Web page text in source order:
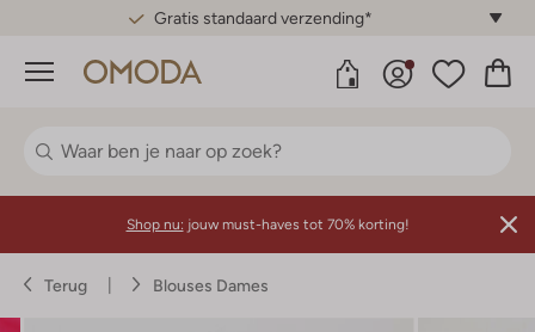
Gratis standaard verzending*
Menu
Shop nu: jouw must-haves tot 70% korting!
Terug Blouses Dames